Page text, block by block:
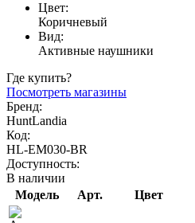
Цвет:
Коричневый
Вид:
Активные наушники
Где купить?
Посмотреть магазины
Бренд:
HuntLandia
Код:
HL-EM030-BR
Доступность:
В наличии
Модель
Арт. Цвет